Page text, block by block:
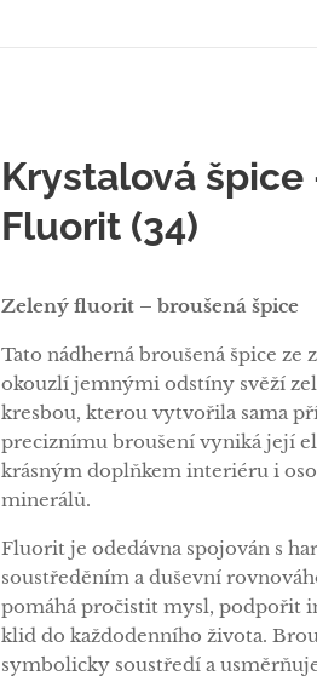
Krystalová špice
Fluorit (34)
Zelený fluorit – broušená špice
Tato nádherná broušená špice ze
okouzlí jemnými odstíny svěží
kresbou, kterou vytvořila sama
preciznímu broušení vyniká její
krásným doplňkem interiéru i
minerálů.
Fluorit je odedávna spojován s
soustředěním a duševní
pomáhá pročistit mysl, podpořit
klid do každodenního života.
symbolicky soustředí a